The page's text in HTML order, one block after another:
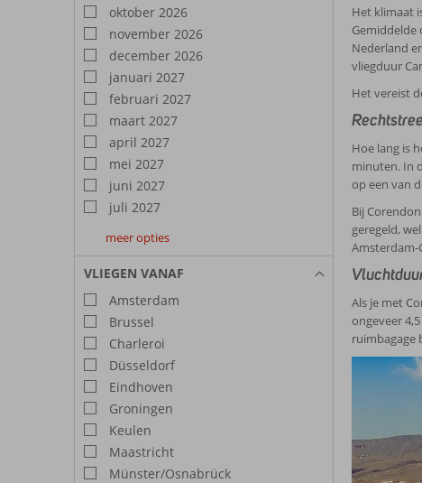
oktober 2026
november 2026
december 2026
januari 2027
februari 2027
maart 2027
april 2027
mei 2027
juni 2027
juli 2027
augustus
2027
september
2027
oktober
2027
meer opties
VLIEGEN VANAF
Amsterdam
Brussel
Charleroi
Düsseldorf
Eindhoven
Groningen
Keulen
Maastricht
Münster/Osnabrück
Het klimaat
Gemiddelde
Nederland
vliegduur
Het vereist
Hoe lang is
minuten. In
op een van
Bij
geregeld,
Amsterdam-
Als je met
ongeveer
ruimbagage